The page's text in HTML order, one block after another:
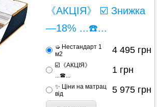
《АКЦІЯ》 ☑️ Знижка
—18% ...☎️...
➭ Нестандарт 1
м2
4 495 грн
☑️《АКЦІЯ》
...☎...
1 грн
✨ Ціни на матрац
від
5 975 грн